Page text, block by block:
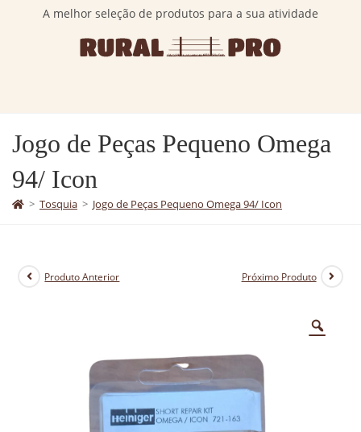
A melhor seleção de produtos para a sua atividade
Jogo de Peças Pequeno Omega
94/ Icon
> Tosquia > Jogo de Peças Pequeno Omega 94/ Icon
Produto Anterior Próximo Produto